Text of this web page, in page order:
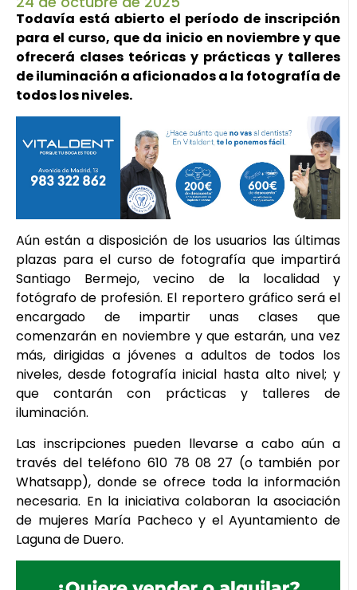
Todavía está abierto el período de inscripción
para el curso, que da inicio en noviembre y que
ofrecerá clases teóricas y prácticas y talleres
de iluminación a aficionados a la fotografía de
todos los niveles.
Aún están a disposición de los usuarios las últimas
plazas para el curso de fotografía que impartirá
Santiago Bermejo, vecino de la localidad y
fotógrafo de profesión. El reportero gráfico será el
encargado de impartir unas clases que
comenzarán en noviembre y que estarán, una vez
más, dirigidas a jóvenes a adultos de todos los
niveles, desde fotografía inicial hasta alto nivel; y
que contarán con prácticas y talleres de
iluminación.
Las inscripciones pueden llevarse a cabo aún a
través del teléfono 610 78 08 27 (o también por
Whatsapp), donde se ofrece toda la información
necesaria. En la iniciativa colaboran la asociación
de mujeres María Pacheco y el Ayuntamiento de
Laguna de Duero.